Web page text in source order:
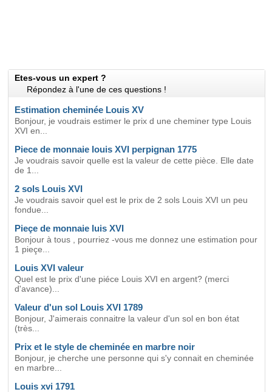
Etes-vous un expert ?
Répondez à l'une de ces questions !
Estimation cheminée Louis XV
Bonjour, je voudrais estimer le prix d une cheminer type Louis
XVI en...
Piece de monnaie louis XVI perpignan 1775
Je voudrais savoir quelle est la valeur de cette pièce. Elle date
de 1...
2 sols Louis XVI
Je voudrais savoir quel est le prix de 2 sols Louis XVI un peu
fondue...
Pieçe de monnaie luis XVI
Bonjour à tous , pourriez -vous me donnez une estimation pour
1 pieçe...
Louis XVI valeur
Quel est le prix d'une piéce Louis XVI en argent? (merci
d'avance)...
Valeur d'un sol Louis XVI 1789
Bonjour, J'aimerais connaitre la valeur d'un sol en bon état
(très...
Prix et le style de cheminée en marbre noir
Bonjour, je cherche une personne qui s'y connait en cheminée
en marbre...
Louis xvi 1791